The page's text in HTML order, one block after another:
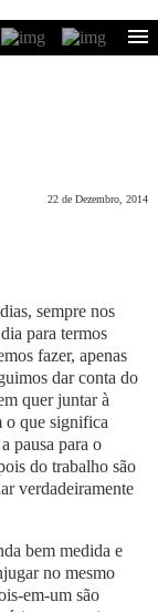
22 de Dezembro, 2014
sempre nos
para termos
fazer, apenas
dar conta do
quer juntar à
o que significa
pausa para o
do trabalho são
verdadeiramente
bem medida e
no mesmo
em-um são